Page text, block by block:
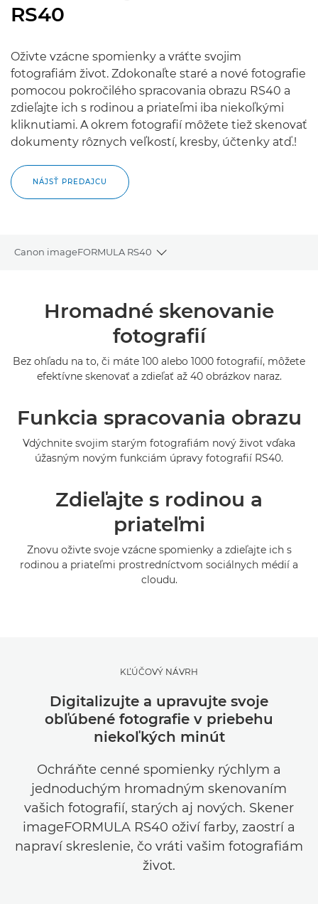
RS40
Oživte vzácne spomienky a vráťte svojim
fotografiám život. Zdokonaľte staré a nové fotografie
pomocou pokročilého spracovania obrazu RS40 a
zdieľajte ich s rodinou a priateľmi iba niekoľkými
kliknutiami. A okrem fotografií môžete tiež skenovať
dokumenty rôznych veľkostí, kresby, účtenky atď.!
NÁJSŤ PREDAJCU
Canon imageFORMULA RS40
Toggle breadcrumbs
Podpora
Hromadné skenovanie
fotografií
Bez ohľadu na to, či máte 100 alebo 1000 fotografií, môžete
efektívne skenovať a zdieľať až 40 obrázkov naraz.
Funkcia spracovania obrazu
Vdýchnite svojim starým fotografiám nový život vďaka
úžasným novým funkciám úpravy fotografií RS40.
Zdieľajte s rodinou a
priateľmi
Znovu oživte svoje vzácne spomienky a zdieľajte ich s
rodinou a priateľmi prostredníctvom sociálnych médií a
cloudu.
KĽÚČOVÝ NÁVRH
Digitalizujte a upravujte svoje
obľúbené fotografie v priebehu
niekoľkých minút
Ochráňte cenné spomienky rýchlym a
jednoduchým hromadným skenovaním
vašich fotografií, starých aj nových. Skener
imageFORMULA RS40 oživí farby, zaostrí a
napraví skreslenie, čo vráti vašim fotografiám
život.